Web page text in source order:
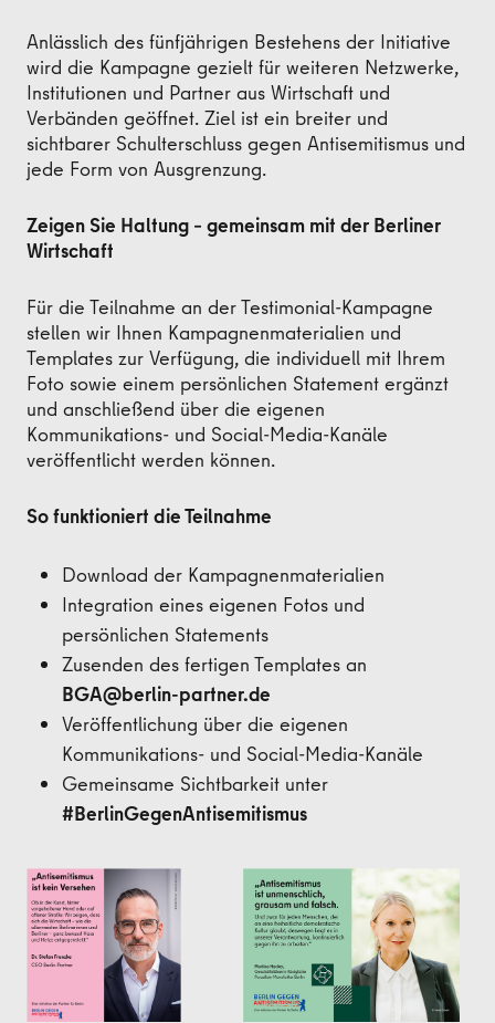
Anlässlich des fünfjährigen Bestehens der Initiative
wird die Kampagne gezielt für weiteren Netzwerke,
Institutionen und Partner aus Wirtschaft und
Verbänden geöffnet. Ziel ist ein breiter und
sichtbarer Schulterschluss gegen Antisemitismus und
jede Form von Ausgrenzung.
Zeigen Sie Haltung – gemeinsam mit der Berliner
Wirtschaft
Für die Teilnahme an der Testimonial-Kampagne
stellen wir Ihnen Kampagnenmaterialien und
Templates zur Verfügung, die individuell mit Ihrem
Foto sowie einem persönlichen Statement ergänzt
und anschließend über die eigenen
Kommunikations- und Social-Media-Kanäle
veröffentlicht werden können.
So funktioniert die Teilnahme
Download der Kampagnenmaterialien
Integration eines eigenen Fotos und
persönlichen Statements
Zusenden des fertigen Templates an
BGA@berlin-partner.de
Veröffentlichung über die eigenen
Kommunikations- und Social-Media-Kanäle
Gemeinsame Sichtbarkeit unter
#BerlinGegenAntisemitismus